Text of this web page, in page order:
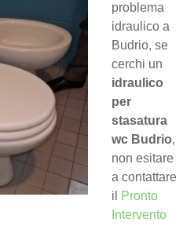
problema
idraulico a
Budrio, se
cerchi un
idraulico
per
stasatura
wc Budrio,
non esitare
a contattare
il Pronto
Intervento